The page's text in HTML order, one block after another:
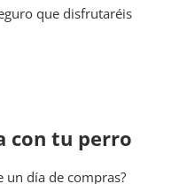
que disfrutaréis
con tu perro
un día de compras?